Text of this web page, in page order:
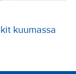
kuumassa